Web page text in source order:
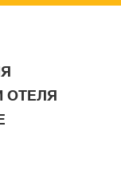
ОТЕЛЯ